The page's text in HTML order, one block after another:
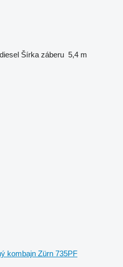
diesel Šírka záberu 5,4 m
kombajn Zürn 735PF